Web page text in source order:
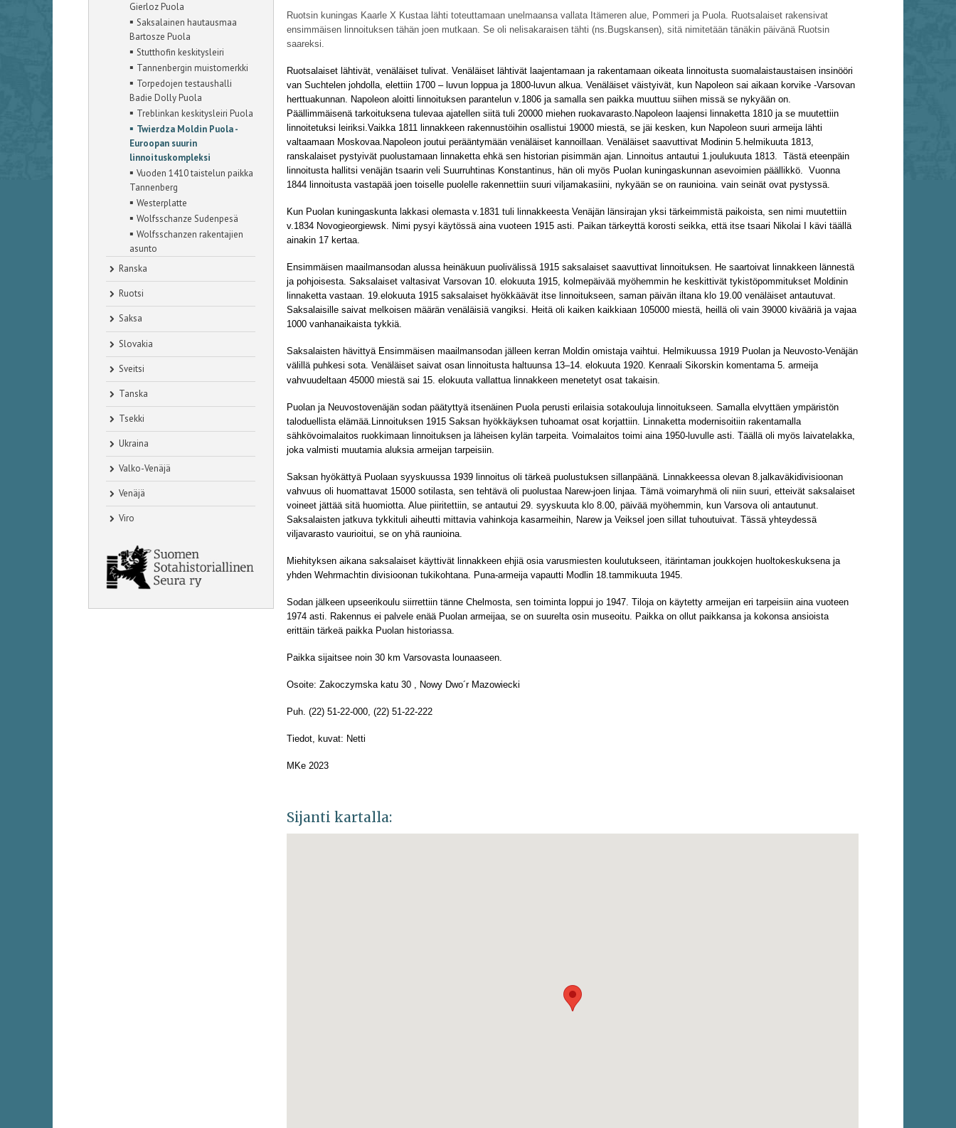
Gierloz Puola
▪ Saksalainen hautausmaa
Bartosze Puola
▪ Stutthofin keskitysleiri
▪ Tannenbergin muistomerkki
▪ Torpedojen testaushalli
Badie Dolly Puola
▪ Treblinkan keskitysleiri Puola
▪ Twierdza Moldin Puola -
Euroopan suurin
linnoituskompleksi
▪ Vuoden 1410 taistelun paikka
Tannenberg
▪ Westerplatte
▪ Wolfsschanze Sudenpesä
▪ Wolfsschanzen rakentajien
asunto
Ranska
Ruotsi
Saksa
Slovakia
Sveitsi
Tanska
Tsekki
Ukraina
Valko-Venäjä
Venäjä
Viro
Ruotsin kuningas Kaarle X Kustaa lähti toteuttamaan unelmaansa vallata Itämeren alue, Pommeri ja Puola. Ruotsalaiset rakensivat
ensimmäisen linnoituksen tähän joen mutkaan. Se oli nelisakaraisen tähti (ns.Bugskansen), sitä nimitetään tänäkin päivänä Ruotsin
saareksi.
Ruotsalaiset lähtivät, venäläiset tulivat. Venäläiset lähtivät laajentamaan ja rakentamaan oikeata linnoitusta suomalaistaustaisen insinööri
van Suchtelen johdolla, elettiin 1700 – luvun loppua ja 1800-luvun alkua. Venäläiset väistyivät, kun Napoleon sai aikaan korvike -Varsovan
herttuakunnan. Napoleon aloitti linnoituksen parantelun v.1806 ja samalla sen paikka muuttuu siihen missä se nykyään on.
Päällimmäisenä tarkoituksena tulevaa ajatellen siitä tuli 20000 miehen ruokavarasto.Napoleon laajensi linnaketta 1810 ja se muutettiin
linnoitetuksi leiriksi.Vaikka 1811 linnakkeen rakennustöihin osallistui 19000 miestä, se jäi kesken, kun Napoleon suuri armeija lähti
valtaamaan Moskovaa.Napoleon joutui perääntymään venäläiset kannoillaan. Venäläiset saavuttivat Modinin 5.helmikuuta 1813,
ranskalaiset pystyivät puolustamaan linnaketta ehkä sen historian pisimmän ajan. Linnoitus antautui 1.joulukuuta 1813. Tästä eteenpäin
linnoitusta hallitsi venäjän tsaarin veli Suurruhtinas Konstantinus, hän oli myös Puolan kuningaskunnan asevoimien päällikkö.Vuonna
1844 linnoitusta vastapää joen toiselle puolelle rakennettiin suuri viljamakasiini, nykyään se on raunioina. vain seinät ovat pystyssä.
Kun Puolan kuningaskunta lakkasi olemasta v.1831 tuli linnakkeesta Venäjän länsirajan yksi tärkeimmistä paikoista, sen nimi muutettiin
v.1834 Novogieorgiewsk. Nimi pysyi käytössä aina vuoteen 1915 asti. Paikan tärkeyttä korosti seikka, että itse tsaari Nikolai I kävi täällä
ainakin 17 kertaa.
Ensimmäisen maailmansodan alussa heinäkuun puolivälissä 1915 saksalaiset saavuttivat linnoituksen. He saartoivat linnakkeen lännestä
ja pohjoisesta. Saksalaiset valtasivat Varsovan 10. elokuuta 1915, kolmepäivää myöhemmin he keskittivät tykistöpommitukset Moldinin
linnaketta vastaan. 19.elokuuta 1915 saksalaiset hyökkäävät itse linnoitukseen, saman päivän iltana klo 19.00 venäläiset antautuvat.
Saksalaisille saivat melkoisen määrän venäläisiä vangiksi. Heitä oli kaiken kaikkiaan 105000 miestä, heillä oli vain 39000 kivääriä ja vajaa
1000 vanhanaikaista tykkiä.
Saksalaisten hävittyä Ensimmäisen maailmansodan jälleen kerran Moldin omistaja vaihtui. Helmikuussa 1919 Puolan ja Neuvosto-Venäjän
välillä puhkesi sota. Venäläiset saivat osan linnoitusta haltuunsa 13–14. elokuuta 1920. Kenraali Sikorskin komentama 5. armeija
vahvuudeltaan 45000 miestä sai 15. elokuuta vallattua linnakkeen menetetyt osat takaisin.
Puolan ja Neuvostovenäjän sodan päätyttyä itsenäinen Puola perusti erilaisia sotakouluja linnoitukseen. Samalla elvyttäen ympäristön
taloduellista elämää.Linnoituksen 1915 Saksan hyökkäyksen tuhoamat osat korjattiin. Linnaketta modernisoitiin rakentamalla
sähkövoimalaitos ruokkimaan linnoituksen ja läheisen kylän tarpeita. Voimalaitos toimi aina 1950-luvulle asti. Täällä oli myös laivatelakka,
joka valmisti muutamia aluksia armeijan tarpeisiin.
Saksan hyökättyä Puolaan syyskuussa 1939 linnoitus oli tärkeä puolustuksen sillanpäänä. Linnakkeessa olevan 8.jalkaväkidivisioonan
vahvuus oli huomattavat 15000 sotilasta, sen tehtävä oli puolustaa Narew-joen linjaa. Tämä voimaryhmä oli niin suuri, etteivät saksalaiset
voineet jättää sitä huomiotta. Alue piiritettiin, se antautui 29. syyskuuta klo 8.00, päivää myöhemmin, kun Varsova oli antautunut.
Saksalaisten jatkuva tykkituli aiheutti mittavia vahinkoja kasarmeihin, Narew ja Veiksel joen sillat tuhoutuivat. Tässä yhteydessä
viljavarasto vaurioitui, se on yhä raunioina.
Miehityksen aikana saksalaiset käyttivät linnakkeen ehjiä osia varusmiesten koulutukseen, itärintaman joukkojen huoltokeskuksena ja
yhden Wehrmachtin divisioonan tukikohtana. Puna-armeija vapautti Modlin 18.tammikuuta 1945.
Sodan jälkeen upseerikoulu siirrettiin tänne Chelmosta, sen toiminta loppui jo 1947. Tiloja on käytetty armeijan eri tarpeisiin aina vuoteen
1974 asti. Rakennus ei palvele enää Puolan armeijaa, se on suurelta osin museoitu. Paikka on ollut paikkansa ja kokonsa ansioista
erittäin tärkeä paikka Puolan historiassa.
Paikka sijaitsee noin 30 km Varsovasta lounaaseen.
Osoite: Zakoczymska katu 30 , Nowy Dwo´r Mazowiecki
Puh. (22) 51-22-000, (22) 51-22-222
Tiedot, kuvat: Netti
MKe 2023
Sijanti kartalla: